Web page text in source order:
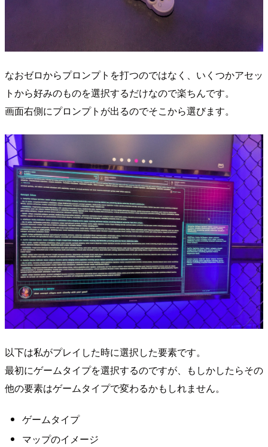
なおゼロからプロンプトを打つのではなく、いくつかアセッ
トから好みのものを選択するだけなので楽ちんです。
画面右側にプロンプトが出るのでそこから選びます。
以下は私がプレイした時に選択した要素です。
最初にゲームタイプを選択するのですが、もしかしたらその
他の要素はゲームタイプで変わるかもしれません。
ゲームタイプ
マップのイメージ